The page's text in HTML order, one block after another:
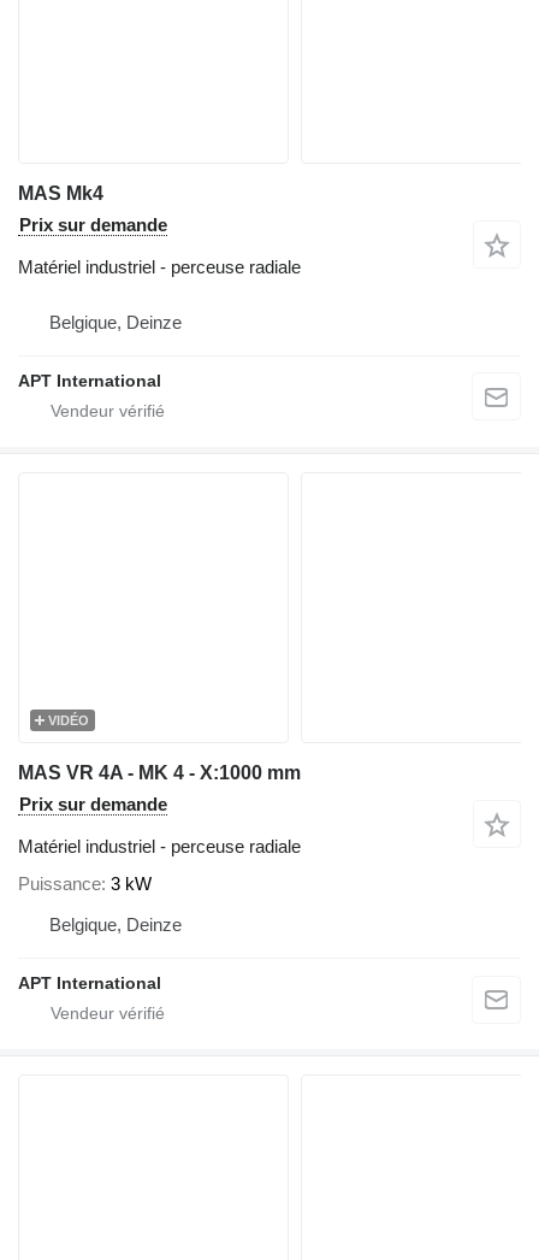
MAS Mk4
Prix sur demande
Matériel industriel - perceuse radiale
Belgique, Deinze
APT International
VIDÉO
MAS VR 4A - MK 4 - X:1000 mm
Prix sur demande
Matériel industriel - perceuse radiale
Puissance 3 kW
Belgique, Deinze
APT International